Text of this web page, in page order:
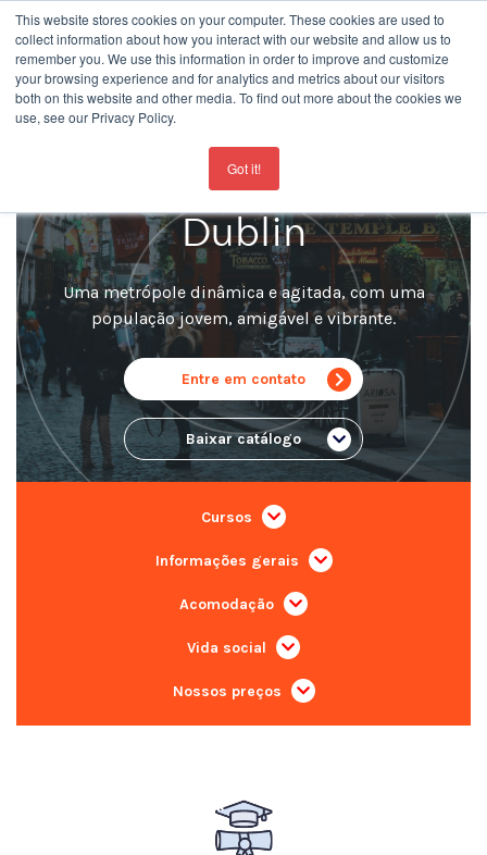
This website stores cookies on your computer. These cookies are used to
collect information about how you interact with our website and allow us to
remember you. We use this information in order to improve and customize
your browsing experience and for analytics and metrics about our visitors
both on this website and other media. To find out more about the cookies we
use, see our Privacy Policy.
Got it!
For the latest updates about our schools
Escola de Idiomas
Dublin
Uma metrópole dinâmica e agitada, com uma
população jovem, amigável e vibrante.
Entre em contato
Baixar catálogo
Cursos
Informações gerais
Acomodação
Vida social
Nossos preços